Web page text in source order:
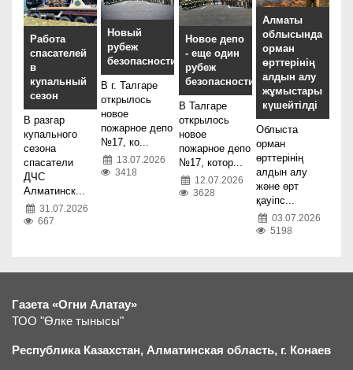
Работа
спасателей
в
купальный
сезон
В разгар
купального
сезона
спасатели
ДЧС
Алматинск...
31.07.2026
667
Новый
рубеж
безопасности
В г. Талгаре
открылось
новое
пожарное депо
№17, ко...
13.07.2026
3418
Новое депо
- еще один
рубеж
безопасности
В Талгаре
открылось
новое
пожарное депо
№17, котор...
12.07.2026
3628
Алматы
облысында
орман
өрттерінің
алдын алу
жұмыстары
күшейтілді
Облыста
орман
өрттерінің
алдын алу
және өрт
қауіпс...
03.07.2026
5198
Газета «Огни Алатау»
ТОО "Өлке тынысы"
Республика Казахстан, Алматинская область, г. Конаев